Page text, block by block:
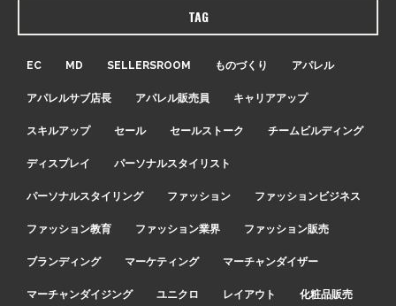
TAG
EC MD SELLERSROOM ものづくり アパレル
アパレルサブ店長 アパレル販売員 キャリアアップ
スキルアップ セール セールストーク チームビルディング
ディスプレイ パーソナルスタイリスト
パーソナルスタイリング ファッション ファッションビジネス
ファッション教育 ファッション業界 ファッション販売
ブランディング マーケティング マーチャンダイザー
マーチャンダイジング ユニクロ レイアウト 化粧品販売